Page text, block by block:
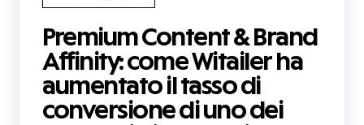
Premium Content & Brand
Affinity: come Witailer ha
aumentato il tasso di
conversione di uno dei